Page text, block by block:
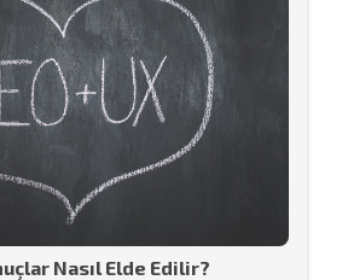
Nasıl Elde Edilir?